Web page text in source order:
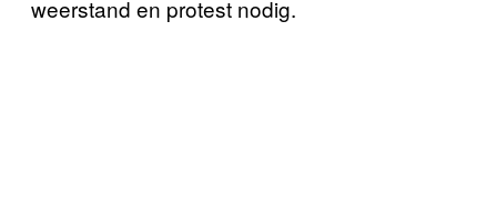
weerstand en protest nodig.